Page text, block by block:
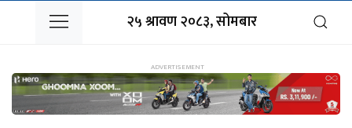
२५ श्रावण २०८३, सोमबार